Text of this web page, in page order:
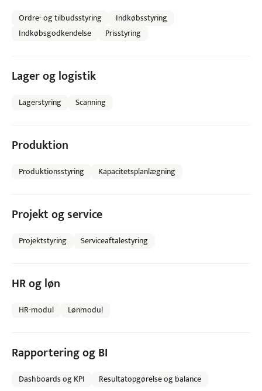
Ordre- og tilbudsstyring
Indkøbsstyring
Indkøbsgodkendelse
Prisstyring
Lager og logistik
Lagerstyring Scanning
Produktion
Produktionsstyring Kapacitetsplanlægning
Projekt og service
Projektstyring Serviceaftalestyring
HR og løn
HR-modul Lønmodul
Rapportering og BI
Dashboards og KPI Resultatopgørelse og balance